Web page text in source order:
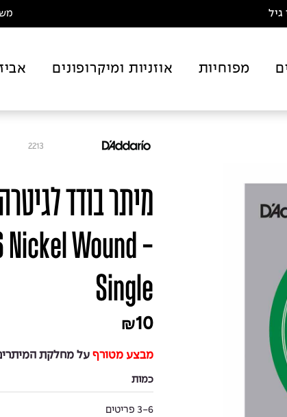
מפוחיות אוזניות ומיקרופונים
2213
Nickel Wound
Single
₪10
מבצע מטורף על מחלקת
כמות
3-6 פריטים